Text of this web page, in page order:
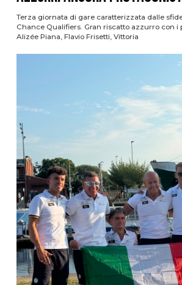
Terza giornata di gare caratterizzata dalle
Chance Qualifiers. Gran riscatto azzurro con i
Alizée Piana, Flavio Frisetti, Vittoria